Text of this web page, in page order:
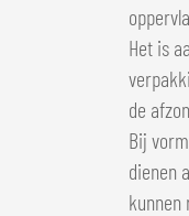
Het is
de
Bij
dienen
kunnen